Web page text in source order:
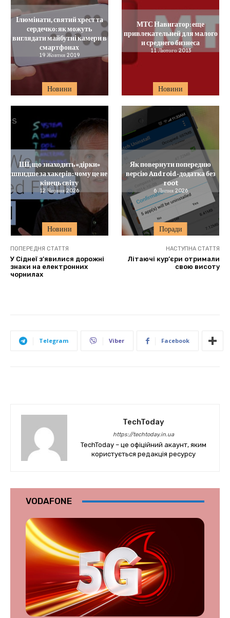
Новини
Ілюмінати, святий хрест та
сердечко: як можуть
виглядати майбутні камери в
смартфонах
19 Жовтня 2019
Новини
МТС Навигатор: еще
привлекательней для малого
и среднего бизнеса
11 Лютого 2013
Новини
ШІ, що знаходить «дірки»
швидше за хакерів: чому це не
кінець світу
12 Червня 2026
Поради
Як повернути попередню
версію Android‑додатка без
root
6 Липня 2026
ПОПЕРЕДНЯ СТАТТЯ
У Сіднеї з’явилися дорожні
знаки на електронних
чорнилах
НАСТУПНА СТАТТЯ
Літаючі кур’єри отримали
свою висоту
Telegram Viber Facebook
TechToday
https://techtoday.in.ua
TechToday – це офіційний акаунт, яким
користується редакція ресурсу
VODAFONE